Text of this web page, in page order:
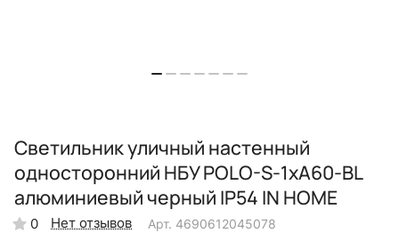
Светильник уличный настенный
односторонний НБУ POLO-S-1xA60-BL
алюминиевый черный IP54 IN HOME
0 Нет отзывов Арт. 4690612045078